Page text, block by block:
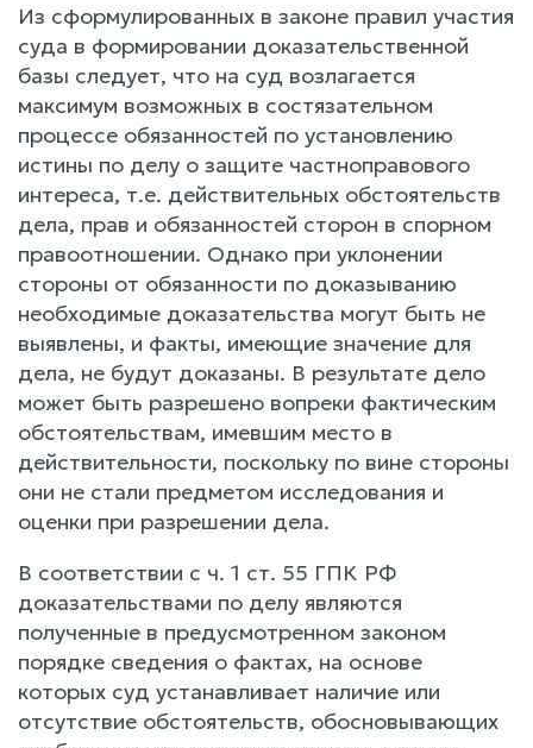
Из сформулированных в законе правил участия
суда в формировании доказательственной
базы следует, что на суд возлагается
максимум возможных в состязательном
процессе обязанностей по установлению
истины по делу о защите частноправового
интереса, т.е. действительных обстоятельств
дела, прав и обязанностей сторон в спорном
правоотношении. Однако при уклонении
стороны от обязанности по доказыванию
необходимые доказательства могут быть не
выявлены, и факты, имеющие значение для
дела, не будут доказаны. В результате дело
может быть разрешено вопреки фактическим
обстоятельствам, имевшим место в
действительности, поскольку по вине стороны
они не стали предметом исследования и
оценки при разрешении дела.
В соответствии с ч. 1 ст. 55 ГПК РФ
доказательствами по делу являются
полученные в предусмотренном законом
порядке сведения о фактах, на основе
которых суд устанавливает наличие или
отсутствие обстоятельств, обосновывающих